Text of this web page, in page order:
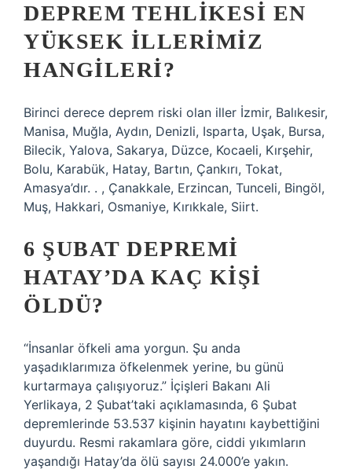
DEPREM TEHLIKESI EN
YÜKSEK ILLERIMIZ
HANGILERI?
Birinci derece deprem riski olan iller İzmir, Balıkesir,
Manisa, Muğla, Aydın, Denizli, Isparta, Uşak, Bursa,
Bilecik, Yalova, Sakarya, Düzce, Kocaeli, Kırşehir,
Bolu, Karabük, Hatay, Bartın, Çankırı, Tokat,
Amasya’dır. . , Çanakkale, Erzincan, Tunceli, Bingöl,
Muş, Hakkari, Osmaniye, Kırıkkale, Siirt.
6 ŞUBAT DEPREMI
HATAY’DA KAÇ KIŞI
ÖLDÜ?
“İnsanlar öfkeli ama yorgun. Şu anda
yaşadıklarımıza öfkelenmek yerine, bu günü
kurtarmaya çalışıyoruz.” İçişleri Bakanı Ali
Yerlikaya, 2 Şubat’taki açıklamasında, 6 Şubat
depremlerinde 53.537 kişinin hayatını kaybettiğini
duyurdu. Resmi rakamlara göre, ciddi yıkımların
yaşandığı Hatay’da ölü sayısı 24.000’e yakın.